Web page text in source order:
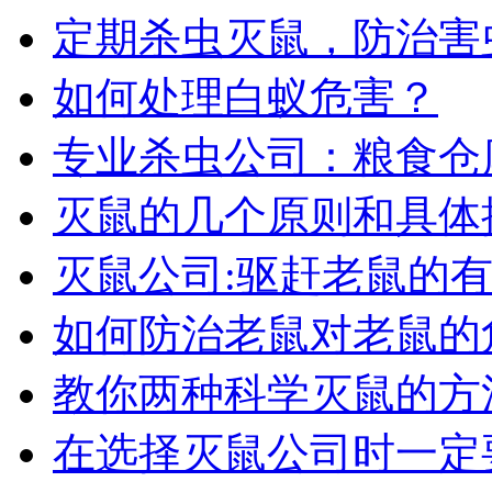
定期杀虫灭鼠，防治
如何处理白蚁危害？
专业杀虫公司：粮食
灭鼠的几个原则和具
灭鼠公司:驱赶老鼠的
如何防治老鼠对老鼠
教你两种科学灭鼠的方
在选择灭鼠公司时一